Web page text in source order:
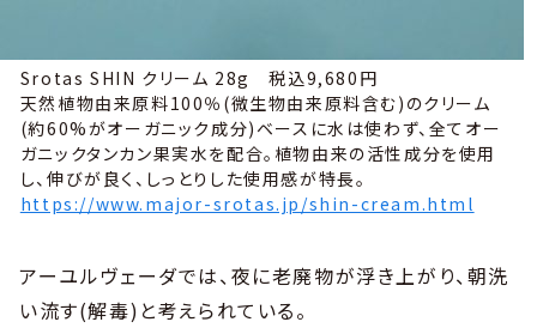
Srotas SHIN クリーム 28g 税込9,680円
天然植物由来原料100％(微生物由来原料含む)のクリーム
(約60%がオーガニック成分)ベースに水は使わず、全てオー
ガニックタンカン果実水を配合。植物由来の活性成分を使用
し、伸びが良く、しっとりした使用感が特長。
https://www.major-srotas.jp/shin-cream.html
アーユルヴェーダでは、夜に老廃物が浮き上がり、朝洗
い流す(解毒)と考えられている。